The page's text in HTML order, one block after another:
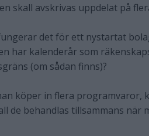
skall avskrivas uppdelat på
det för ett nystartat
har kalenderår som
(om sådan finns)?
köper in flera programvaror,
de behandlas tillsammans när